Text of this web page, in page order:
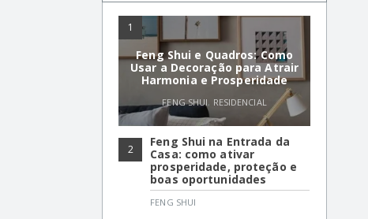
1
Feng Shui e Quadros: Como
Usar a Decoração para Atrair
Harmonia e Prosperidade
FENG SHUI, RESIDENCIAL
2
Feng Shui na Entrada da
Casa: como ativar
prosperidade, proteção e
boas oportunidades
FENG SHUI